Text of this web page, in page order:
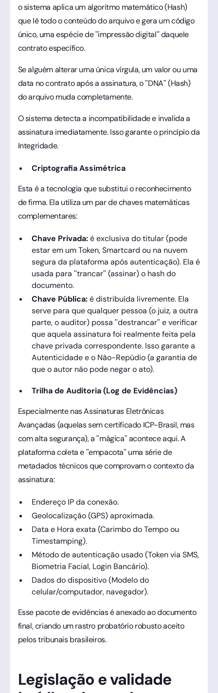
o sistema aplica um algoritmo matemático (Hash)
que lê todo o conteúdo do arquivo e gera um código
único, uma espécie de "impressão digital" daquele
contrato específico.
Se alguém alterar uma única vírgula, um valor ou uma
data no contrato após a assinatura, o "DNA" (Hash)
do arquivo muda completamente.
O sistema detecta a incompatibilidade e invalida a
assinatura imediatamente. Isso garante o princípio da
Integridade.
Criptografia Assimétrica
Esta é a tecnologia que substitui o reconhecimento
de firma. Ela utiliza um par de chaves matemáticas
complementares:
Chave Privada:é exclusiva do titular (pode
estar em um Token, Smartcard ou na nuvem
segura da plataforma após autenticação). Ela é
usada para "trancar" (assinar) o hash do
documento.
Chave Pública:é distribuída livremente. Ela
serve para que qualquer pessoa (o juiz, a outra
parte, o auditor) possa "destrancar" e verificar
que aquela assinatura foi realmente feita pela
chave privada correspondente. Isso garante a
Autenticidade e o Não-Repúdio (a garantia de
que o autor não pode negar o ato).
Trilha de Auditoria (Log de Evidências)
Especialmente nas Assinaturas Eletrônicas
Avançadas (aquelas sem certificado ICP-Brasil, mas
com alta segurança), a "mágica" acontece aqui. A
plataforma coleta e "empacota" uma série de
metadados técnicos que comprovam o contexto da
assinatura:
Endereço IP da conexão.
Geolocalização (GPS) aproximada.
Data e Hora exata (Carimbo do Tempo ou
Timestamping).
Método de autenticação usado (Token via SMS,
Biometria Facial, Login Bancário).
Dados do dispositivo (Modelo do
celular/computador, navegador).
Esse pacote de evidências é anexado ao documento
final, criando um rastro probatório robusto aceito
pelos tribunais brasileiros.
Legislação e validade